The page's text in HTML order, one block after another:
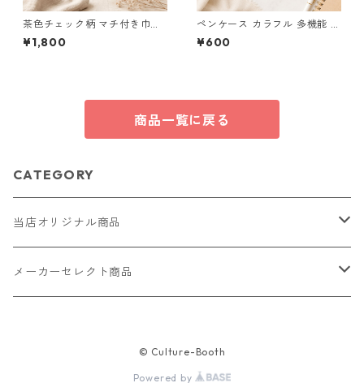
茶色チェック柄 マチ付き巾
着・巾着・ミニポーチ 3点セッ
ト O66 巾着袋 布小物 ハンド
¥1,800
ペンケース カラフル 多機能 筆
箱 ファスナー6本 s11
¥600
商品一覧に戻る
CATEGORY
当店オリジナル商品
レザー（革）
メーカーセレクト商品
© Culture-Booth
Powered by